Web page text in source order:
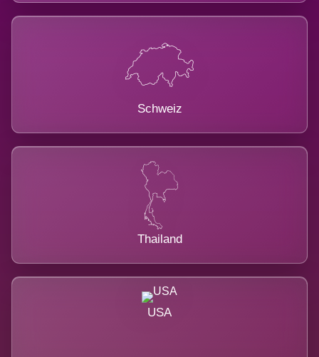
Schweiz
Thailand
USA